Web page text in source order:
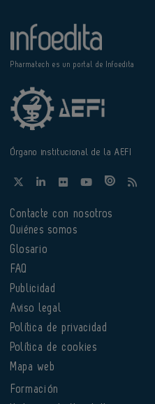
Pharmatech es un portal de Infoedita
Órgano institucional de la AEFI
Contacte con nosotros
Quiénes somos
Glosario
FAQ
Publicidad
Aviso legal
Política de privacidad
Política de cookies
Mapa web
Formación